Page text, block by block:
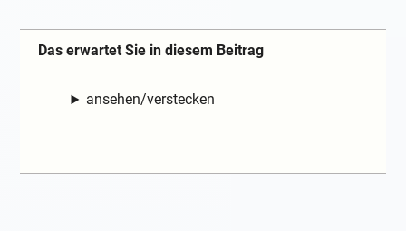
Das erwartet Sie in diesem Beitrag
ansehen/verstecken